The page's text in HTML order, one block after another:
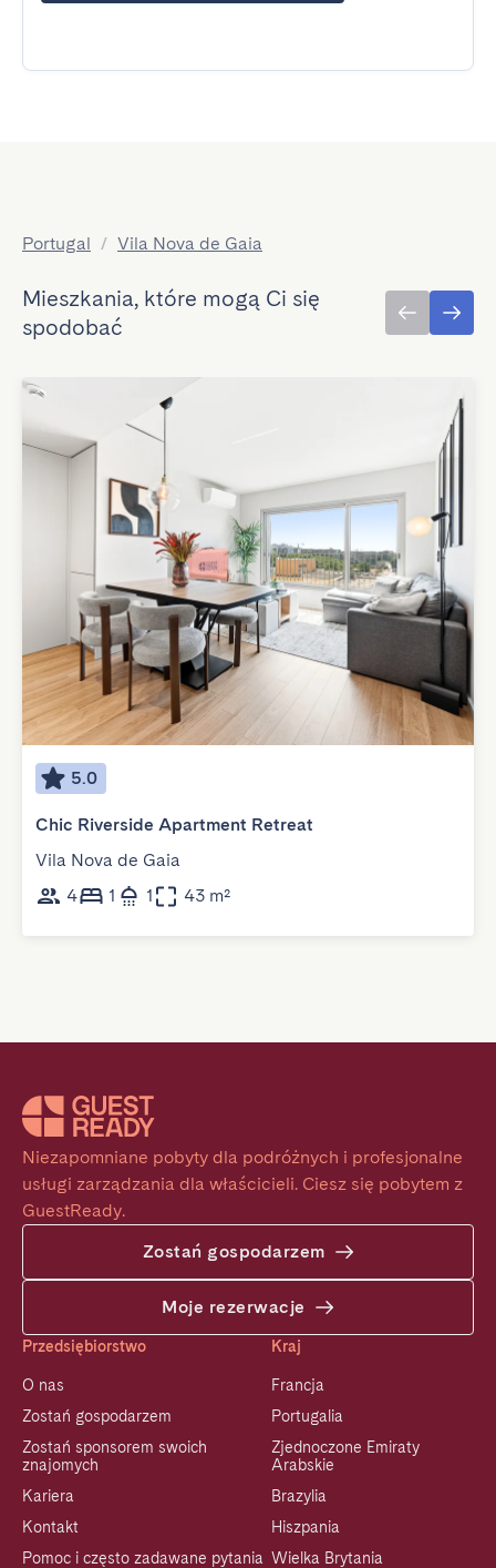
Portugal / Vila Nova de Gaia
Mieszkania, które mogą Ci się
spodobać
5.0
Chic Riverside Apartment Retreat
Vila Nova de Gaia
4
1 1 43 m²
Niezapomniane pobyty dla podróżnych i profesjonalne
usługi zarządzania dla właścicieli. Ciesz się pobytem z
GuestReady.
Zostań gospodarzem
Moje rezerwacje
Przedsiębiorstwo
O nas
Zostań gospodarzem
Zostań sponsorem swoich
znajomych
Kariera
Kontakt
Pomoc i często zadawane pytania
Kraj
Francja
Portugalia
Zjednoczone Emiraty
Arabskie
Brazylia
Hiszpania
Wielka Brytania